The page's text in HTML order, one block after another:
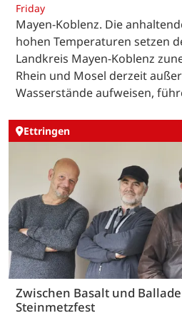
Friday
Mayen-Koblenz. Die
hohen Temperaturen setzen
Landkreis Mayen-Koblenz
Rhein und Mosel derzeit
Wasserstände aufweisen,
Ettringen
Zwischen Basalt und
Steinmetzfest